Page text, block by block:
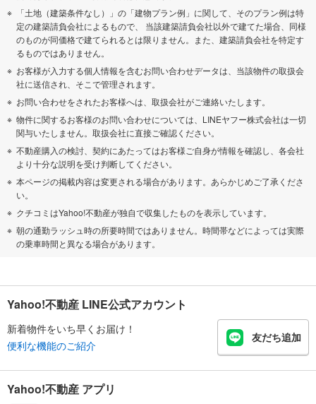
「土地（建築条件なし）」の「建物プラン例」に関して、そのプラン例は特
定の建築請負会社によるもので、 当該建築請負会社以外で建てた場合、同様
のものが同価格で建てられるとは限りません。また、建築請負会社を特定す
るものではありません。
お客様が入力する個人情報を含むお問い合わせデータは、当該物件の取扱会
社に送信され、そこで管理されます。
お問い合わせをされたお客様へは、取扱会社がご連絡いたします。
物件に関するお客様のお問い合わせについては、LINEヤフー株式会社は一切
関与いたしません。取扱会社に直接ご確認ください。
不動産購入の検討、契約にあたってはお客様ご自身が情報を確認し、各会社
より十分な説明を受け判断してください。
本ページの掲載内容は変更される場合があります。あらかじめご了承くださ
い。
クチコミはYahoo!不動産が独自で収集したものを表示しています。
朝の通勤ラッシュ時の所要時間ではありません。時間帯などによっては実際
の乗車時間と異なる場合があります。
Yahoo!不動産 LINE公式アカウント
新着物件をいち早くお届け！
便利な機能のご紹介
友だち追加
Yahoo!不動産 アプリ